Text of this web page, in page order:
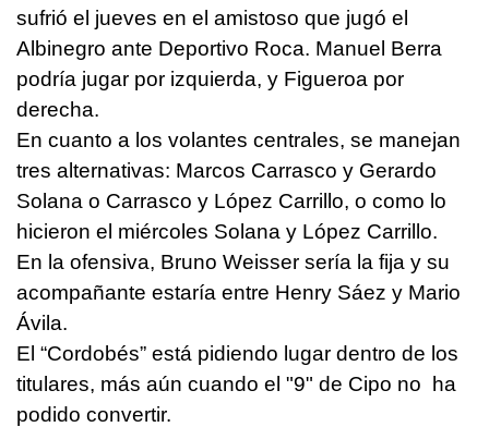
sufrió el jueves en el amistoso que jugó el
Albinegro ante Deportivo Roca. Manuel Berra
podría jugar por izquierda, y Figueroa por
derecha.
En cuanto a los volantes centrales, se manejan
tres alternativas: Marcos Carrasco y Gerardo
Solana o Carrasco y López Carrillo, o como lo
hicieron el miércoles Solana y López Carrillo.
En la ofensiva, Bruno Weisser sería la fija y su
acompañante estaría entre Henry Sáez y Mario
Ávila.
El “Cordobés” está pidiendo lugar dentro de los
titulares, más aún cuando el "9" de Cipo no ha
podido convertir.